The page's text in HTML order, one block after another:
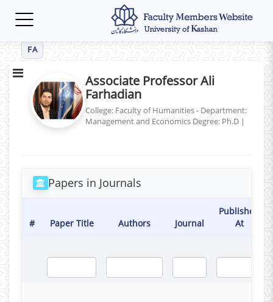
Toggle
FA
Associate Professor Ali
Farhadian
College: Faculty of Humanities - Department:
Management and Economics Degree: Ph.D |
Papers in Journals
# Paper Title Authors Journal
Published
At